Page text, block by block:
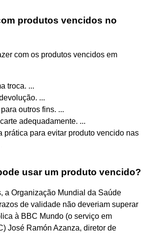
produtos vencidos no
com os produtos vencidos em
troca. ...
...
outros fins. ...
adequadamente. ...
prática para evitar produto vencido nas
usar um produto vencido?
a Organização Mundial da Saúde
de validade não deveriam superar
à BBC Mundo (o serviço em
José Ramón Azanza, diretor de